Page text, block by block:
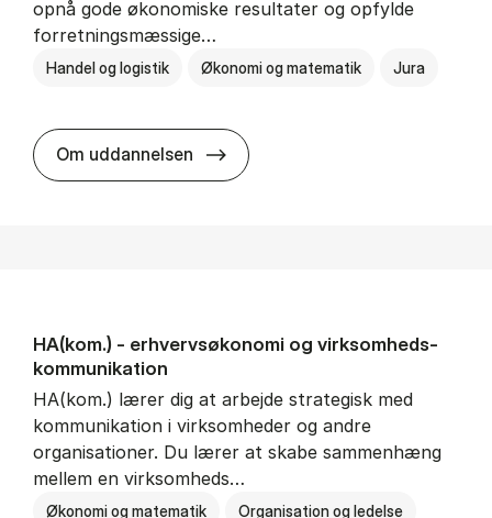
opnå gode økonomiske resultater og opfylde
forretningsmæssige…
Handel og logistik Økonomi og matematik Jura
Om uddannelsen HA(jur.) - erhvervs­økonomi og
HA(kom.) - erhvervs­økonomi og virksomheds­
kommunikation
HA(kom.) lærer dig at arbejde strategisk med
kommunikation i virksomheder og andre
organisationer. Du lærer at skabe sammenhæng
mellem en virksomheds…
Økonomi og matematik Organisation og ledelse